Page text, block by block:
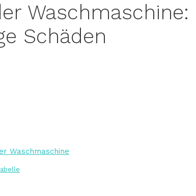
Waschmaschine:
Schäden
Waschmaschine